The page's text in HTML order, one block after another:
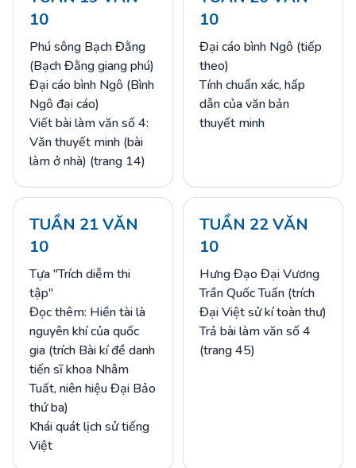
10
Phú sông Bạch Đằng
(Bạch Đằng giang phú)
Đại cáo bình Ngô (Bình
Ngô đại cáo)
Viết bài làm văn số 4:
Văn thuyết minh (bài
làm ở nhà) (trang 14)
10
Đại cáo bình Ngô (tiếp
theo)
Tính chuẩn xác, hấp
dẫn của văn bản
thuyết minh
TUẦN 21 VĂN
10
Tựa "Trích diễm thi
tập"
Đọc thêm: Hiền tài là
nguyên khí của quốc
gia (trích Bài kí đề danh
tiến sĩ khoa Nhâm
Tuất, niên hiệu Đại Bảo
thứ ba)
Khái quát lịch sử tiếng
Việt
TUẦN 22 VĂN
10
Hưng Đạo Đại Vương
Trần Quốc Tuấn (trích
Đại Việt sử kí toàn thư)
Trả bài làm văn số 4
(trang 45)